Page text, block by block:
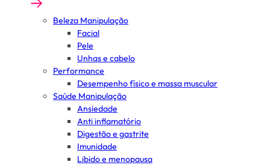
Beleza Manipulação
Facial
Pele
Unhas e cabelo
Performance
Desempenho físico e massa muscular
Saúde Manipulação
Ansiedade
Anti inflamatório
Digestão e gastrite
Imunidade
Libido e menopausa